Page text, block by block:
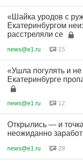
«Шайка уродов с
Екатеринбургом
расстреляли се
news@e1.ru 15
«Ушла погулять и
Екатеринбурге
news@e1.ru 12
Открылись — и
неожиданно
news@e1.ru 28